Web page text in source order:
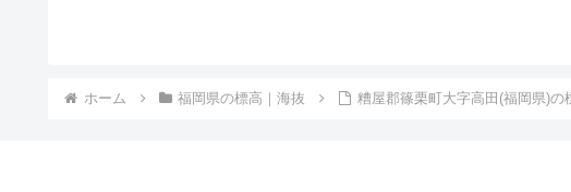
ホーム 福岡県の標高｜海抜 糟屋郡篠栗町大字高田(福岡県)の